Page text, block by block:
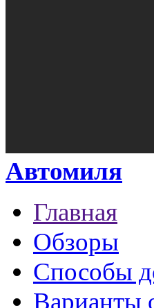
Автомиля
Главная
Обзоры
Способы
Варианты